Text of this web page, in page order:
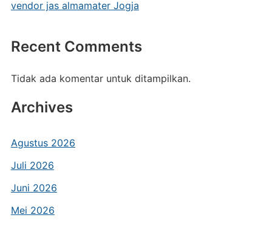
vendor jas almamater Jogja
Recent Comments
Tidak ada komentar untuk ditampilkan.
Archives
Agustus 2026
Juli 2026
Juni 2026
Mei 2026